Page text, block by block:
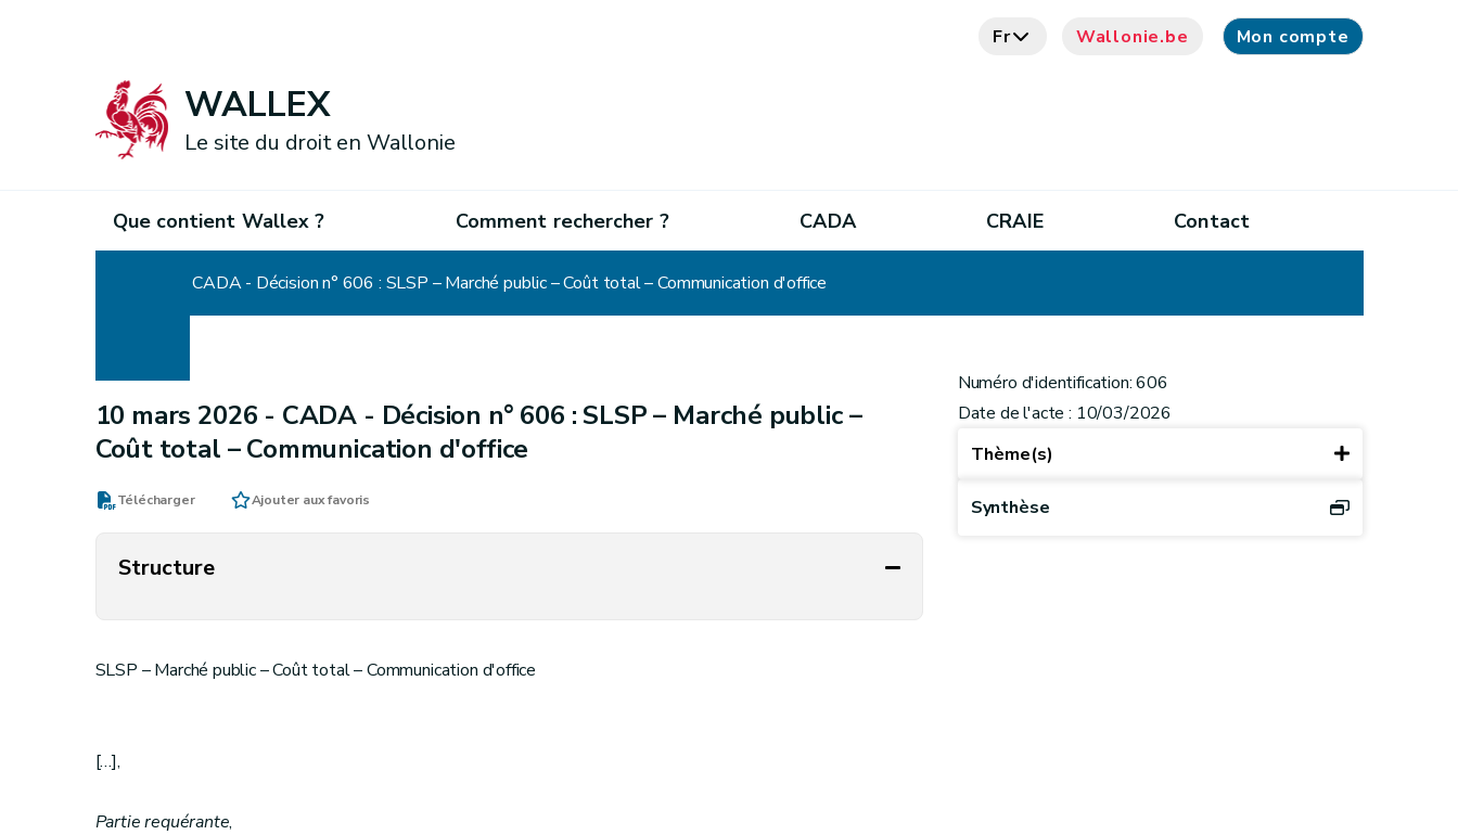
Fr Wallonie.be Mon compte
WALLEX
Le site du droit en Wallonie
Que contient Wallex ? Comment rechercher ? CADA CRAIE Contact
CADA - Décision n° 606 : SLSP – Marché public – Coût total – Communication d'office
10 mars 2026 - CADA - Décision n° 606 : SLSP – Marché public –
Coût total – Communication d'office
Télécharger Ajouter aux favoris
Structure
SLSP – Marché public – Coût total – Communication d'office
[…],
Partie requérante,
Numéro d'identification: 606
Date de l'acte : 10/03/2026
Thème(s)
Synthèse